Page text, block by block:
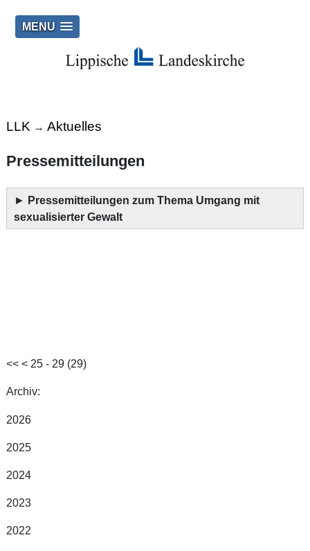
MENU
LLK → Aktuelles
Pressemitteilungen
► Pressemitteilungen zum Thema Umgang mit
sexualisierter Gewalt
<< <25 - 29 (29)
Archiv:
2026
2025
2024
2023
2022